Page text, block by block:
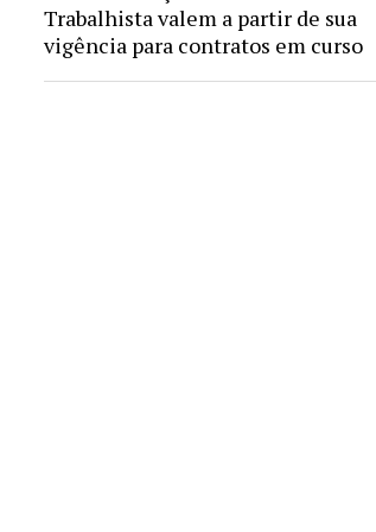
Trabalhista valem a partir de sua
vigência para contratos em curso